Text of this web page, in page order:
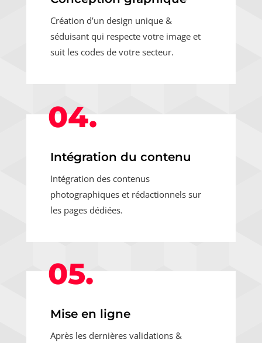
Création d’un design unique &
séduisant qui respecte votre image et
suit les codes de votre secteur.
04.
Intégration du contenu
Intégration des contenus
photographiques et rédactionnels sur
les pages dédiées.
05.
Mise en ligne
Après les dernières validations &